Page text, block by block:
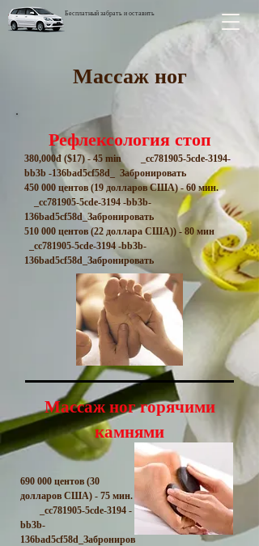
Бесплатный забрать и оставить
Массаж ног
Рефлексология стоп
380,000đ ($17) - 45 min _cc781905-5cde-3194-
bb3b -136bad5cf58d_ Забронировать
450 000 центов (19 долларов США) - 60 мин.
_cc781905-5cde-3194 -bb3b-
136bad5cf58d_Забронировать
510 000 центов (22 доллара США)) - 80 мин
_cc781905-5cde-3194 -bb3b-
136bad5cf58d_Забронировать
Массаж ног горячими
камнями
690 000 центов (30
долларов США) - 75 мин.
_cc781905-5cde-3194 -
bb3b-
136bad5cf58d_Заброниров